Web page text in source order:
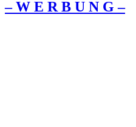
– W Ε R Β U Ν G –